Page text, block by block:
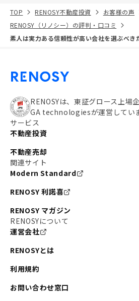
TOP RENOSY不動産投資
お客様の声
RENOSY（リノシー）の評判・口コミ
素人は実力ある信頼性が高い会社を選ぶべき
RENOSYは、東証グロース上場
GA technologiesが運営してい
サービス
不動産投資
不動産売却
関連サイト
Modern Standard
RENOSY 利諾喜
RENOSY マガジン
RENOSYについて
運営会社
RENOSYとは
利用規約
お問い合わせ窓口